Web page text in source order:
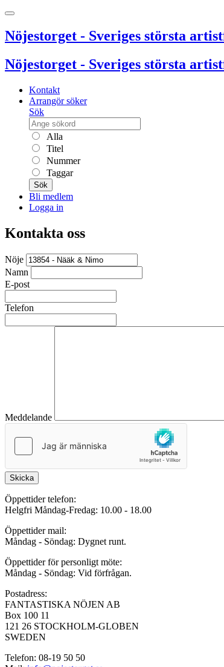
Nöjestorget - Sveriges största
Nöjestorget - Sveriges största
Kontakt
Arrangör söker
Sök
Alla
Titel
Nummer
Taggar
Sök
Bli medlem
Logga in
Kontakta oss
Nöje
Namn
E-post
Telefon
Meddelande
Skicka
Öppettider telefon:
Helgfri Måndag-Fredag: 10.00 - 18.00
Öppettider mail:
Måndag - Söndag: Dygnet runt.
Öppettider för personligt möte:
Måndag - Söndag: Vid förfrågan.
Postadress:
FANTASTISKA NÖJEN AB
Box 100 11
121 26 STOCKHOLM-GLOBEN
SWEDEN
Telefon: 08-19 50 50